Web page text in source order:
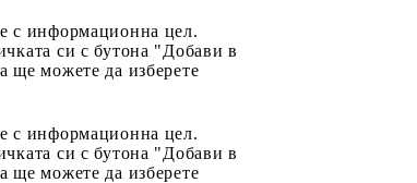
с информационна цел.
си с бутона "Добави в
ще можете да изберете
с информационна цел.
си с бутона "Добави в
ще можете да изберете